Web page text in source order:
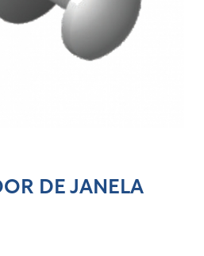
DE JANELA